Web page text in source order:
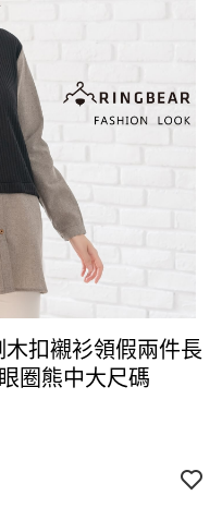
扣襯衫領假兩件長
圈熊中大尺碼